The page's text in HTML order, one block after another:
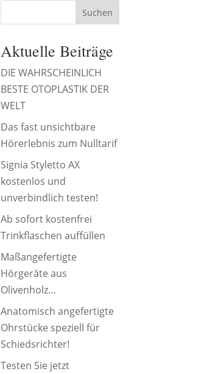
Suchen
Aktuelle Beiträge
DIE WAHRSCHEINLICH
BESTE OTOPLASTIK DER
WELT
Das fast unsichtbare
Hörerlebnis zum Nulltarif
Signia Styletto AX
kostenlos und
unverbindlich testen!
Ab sofort kostenfrei
Trinkflaschen auffüllen
Maßangefertigte
Hörgeräte aus
Olivenholz…
Anatomisch angefertigte
Ohrstücke speziell für
Schiedsrichter!
Testen Sie jetzt